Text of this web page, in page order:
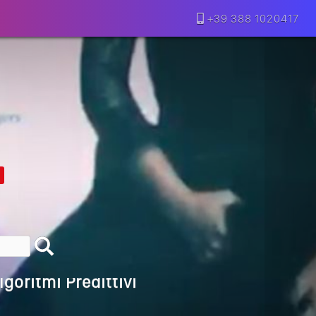
+39 388 1020417
Motivazione…
Franzese
Davvero
Vecchia SEO
Predittivi
L’AI E I Contenuti…